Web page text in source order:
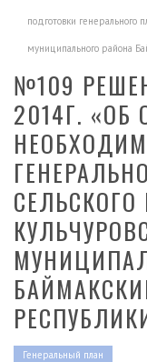
подготовки генерального
муниципального района
№109
2014Г. «ОБ
Генеральный план